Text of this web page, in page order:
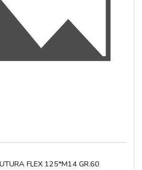
FLEX 125*M14 GR.60